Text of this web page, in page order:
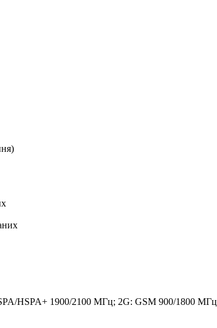
HSPA+ 1900/2100 МГц; 2G: GSM 900/1800 МГц